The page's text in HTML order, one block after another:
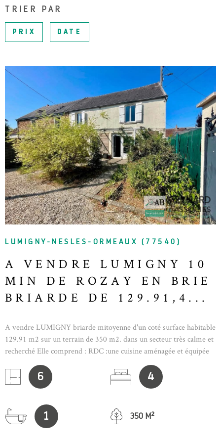
TRIER PAR
PRIX DATE
LUMIGNY-NESLES-ORMEAUX (77540)
A VENDRE LUMIGNY 10
MIN DE ROZAY EN BRIE
BRIARDE DE 129.91,4...
A vendre LUMIGNY briarde mitoyenne d'un coté surface habitable
129.91 m2 sur un terrain de 350 m2. dans un secteur très calme et
recherché Elle comprend : RDC :une cuisine aménagée et équipée
,un salon /salle à manger , WC ,une buanderie A L'ETAGE : un
couloir desservant 3 grandes chambres , un dressing , un WC ,une
salle de bain . combles aménagés en une très grande pièce . terrasse
stationnement possible à l'intérieur . doubles vitrages PVC , tout à
l'égout , chauffage électrique .prix 299 000 € Honoraires d'agence à
6 4
1 350 M²
VOIR LE BIEN